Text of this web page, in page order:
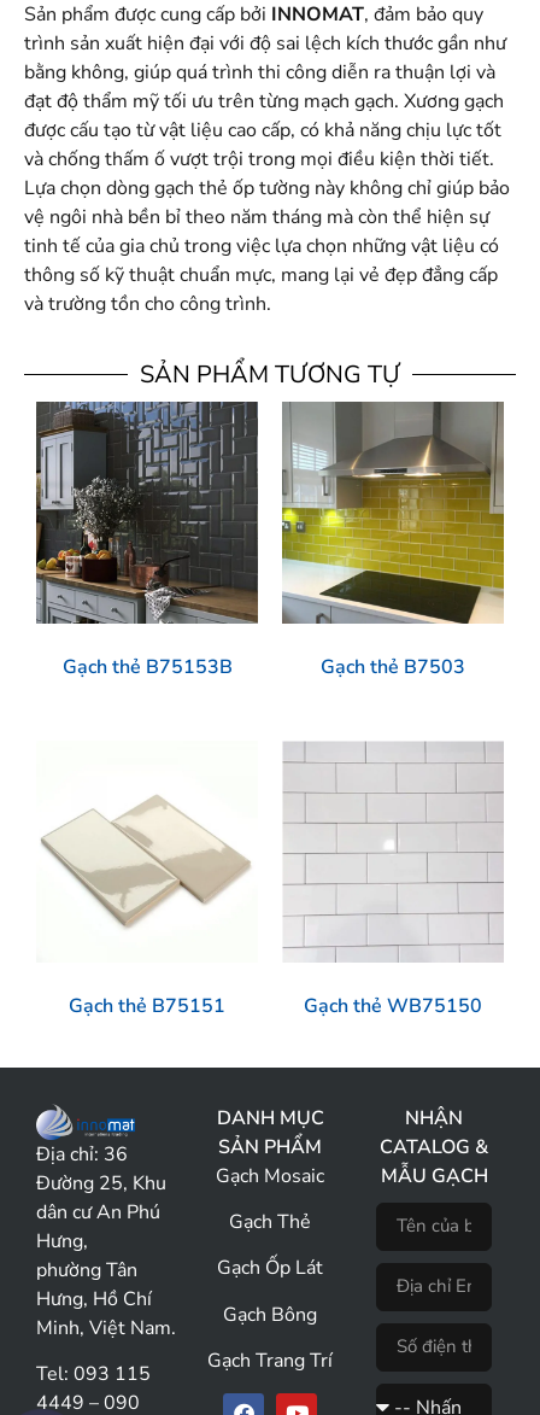
Sản phẩm được cung cấp bởi INNOMAT, đảm bảo quy
trình sản xuất hiện đại với độ sai lệch kích thước gần như
bằng không, giúp quá trình thi công diễn ra thuận lợi và
đạt độ thẩm mỹ tối ưu trên từng mạch gạch. Xương gạch
được cấu tạo từ vật liệu cao cấp, có khả năng chịu lực tốt
và chống thấm ố vượt trội trong mọi điều kiện thời tiết.
Lựa chọn dòng gạch thẻ ốp tường này không chỉ giúp bảo
vệ ngôi nhà bền bỉ theo năm tháng mà còn thể hiện sự
tinh tế của gia chủ trong việc lựa chọn những vật liệu có
thông số kỹ thuật chuẩn mực, mang lại vẻ đẹp đẳng cấp
và trường tồn cho công trình.
SẢN PHẨM TƯƠNG TỰ
Gạch thẻ B75153B Gạch thẻ B7503
Gạch thẻ B75151 Gạch thẻ WB75150
Địa chỉ: 36
Đường 25, Khu
dân cư An Phú
Hưng,
phường Tân
Hưng, Hồ Chí
Minh, Việt Nam.
Tel: 093 115
4449 – 090
DANH MỤC
SẢN PHẨM
Gạch Mosaic
Gạch Thẻ
Gạch Ốp Lát
Gạch Bông
Gạch Trang Trí
NHẬN
CATALOG &
MẪU GẠCH